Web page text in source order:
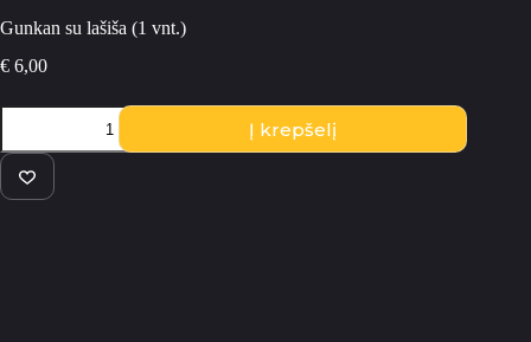
Gunkan su lašiša (1 vnt.)
€ 6,00
produkto
Gunkan
lašiša
Į krepšelį